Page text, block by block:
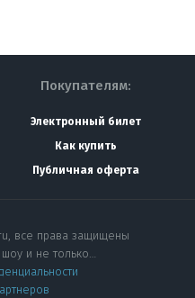
Покупателям:
Электронный билет
Как купить
Публичная оферта
все права защищены
и не только…